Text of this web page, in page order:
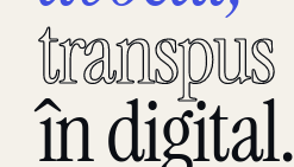
transpus
în digital.